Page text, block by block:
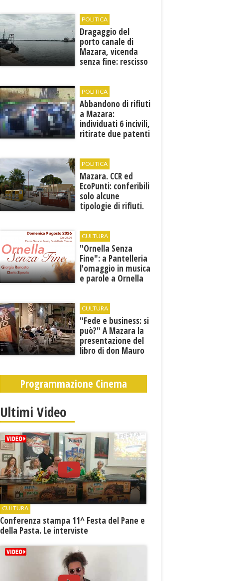
POLITICA
Dragaggio del
porto canale di
Mazara, vicenda
senza fine: rescisso
POLITICA
Abbandono di rifiuti
a Mazara:
individuati 6 incivili,
ritirate due patenti
POLITICA
Mazara. CCR ed
EcoPunti: conferibili
solo alcune
tipologie di rifiuti.
CULTURA
​"Ornella Senza
Fine": a Pantelleria
l'omaggio in musica
e parole a Ornella
CULTURA
"Fede e business: si
può?" A Mazara la
presentazione del
libro di don Mauro
Programmazione Cinema
Ultimi Video
CULTURA
Conferenza stampa 11^ Festa del Pane e
della Pasta. Le interviste